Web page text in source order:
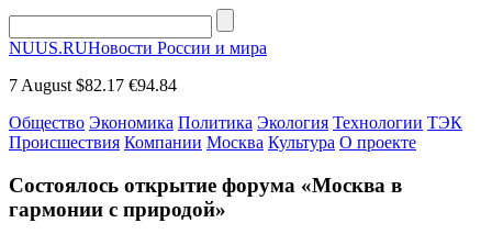
NUUS.RUНовости России и мира
7 August $82.17 €94.84
Общество Экономика Политика Экология Технологии ТЭК
Происшествия Компании Москва Культура О проекте
Состоялось открытие форума «Москва в
гармонии с природой»